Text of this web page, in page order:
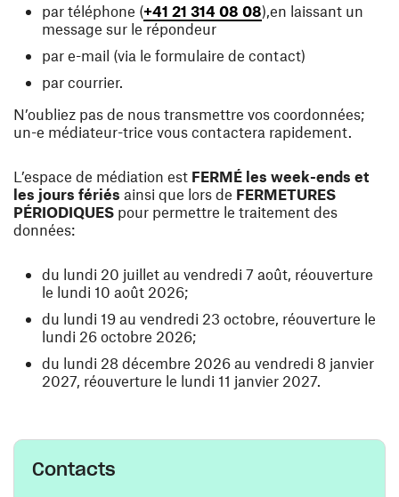
par téléphone (+41 21 314 08 08), en laissant un
message sur le répondeur
par e-mail (via le formulaire de contact)
par courrier.
N’oubliez pas de nous transmettre vos coordonnées;
un-e médiateur-trice vous contactera rapidement.
L’espace de médiation est FERMÉ les week-ends et
les jours fériés ainsi que lors de FERMETURES
PÉRIODIQUES pour permettre le traitement des
données:
du lundi 20 juillet au vendredi 7 août, réouverture
le lundi 10 août 2026;
du lundi 19 au vendredi 23 octobre, réouverture le
lundi 26 octobre 2026;
du lundi 28 décembre 2026 au vendredi 8 janvier
2027, réouverture le lundi 11 janvier 2027.
Contacts